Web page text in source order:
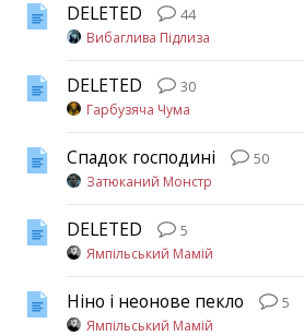
DELETED
44
Вибаглива Підлиза
DELETED
30
Гарбузяча Чума
Спадок господині
50
Затюканий Монстр
DELETED
5
Ямпільський Мамій
Ніно і неонове пекло
5
Ямпільський Мамій